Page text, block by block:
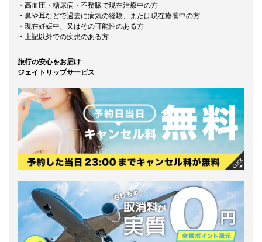
・高血圧・糖尿病・不整脈で現在治療中の方
・鼻や耳などで過去に病気の経験、または現在療養中の方
・現在妊娠中、又はその可能性のある方
・上記以外での疾患のある方
旅行の安心をお届け
ジェイトリップサービス